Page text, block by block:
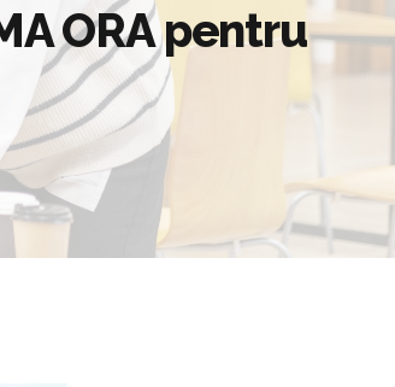
ORA pentru